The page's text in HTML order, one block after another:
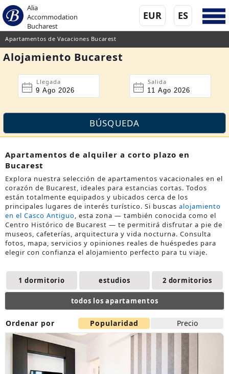
Alia
Accommodation
Bucharest
ES
EUR
Apartamentos de Vacaciones Bucarest
Alojamiento Bucarest
Llegada Salida
Apartamentos de alquiler a corto plazo en
Bucarest
Explora nuestra selección de apartamentos vacacionales en el
corazón de Bucarest, ideales para estancias cortas. Todos
están totalmente equipados y ubicados cerca de los
principales lugares de interés turístico. Si buscas alojamiento
en el Casco Antiguo, esta zona — también conocida como el
Centro Histórico de Bucarest — te permitirá disfrutar a pie de
museos, cafeterías, arquitectura y vida nocturna. Consulta
fotos, mapa, servicios y opiniones reales de huéspedes para
elegir con confianza el alojamiento perfecto para tu viaje.
1 dormitorio estudios 2 dormitorios
todos los apartamentos
Ordenar por Popularidad Precio